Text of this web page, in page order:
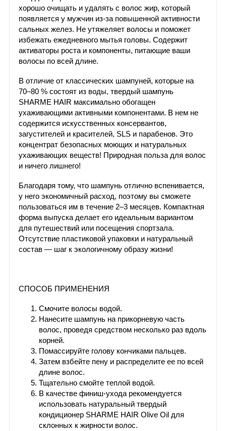
хорошо очищать и удалять с волос жир, который
появляется у мужчин из-за повышенной активности
сальных желез. Не утяжеляет волосы и поможет
избежать ежедневного мытья головы. Содержит
активаторы роста и компоненты, питающие ваши
волосы по всей длине.
В отличие от классических шампуней, которые на
70–80 % состоят из воды, твердый шампунь
SHARME HAIR максимально обогащен
ухаживающими активными компонентами. В нем не
содержится искусственных консервантов,
загустителей и красителей, SLS и парабенов. Это
концентрат безопасных моющих и натуральных
ухаживающих веществ! Природная польза для волос
и ничего лишнего!
Благодаря тому, что шампунь отлично вспенивается,
у него экономичный расход, поэтому вы сможете
пользоваться им в течение 2–3 месяцев. Компактная
форма выпуска делает его идеальным вариантом
для путешествий или посещения спортзала.
Отсутствие пластиковой упаковки и натуральный
состав — шаг к экологичному образу жизни!
СПОСОБ ПРИМЕНЕНИЯ
Смочите волосы водой.
Нанесите шампунь на прикорневую часть
волос, проведя средством несколько раз вдоль
корней.
Помассируйте голову кончиками пальцев.
Затем взбейте пену и распределите ее по всей
длине волос.
Тщательно смойте теплой водой.
В качестве финиш-ухода рекомендуется
использовать натуральный твердый
кондиционер SHARME HAIR Оlive Oil для
склонных к жирности волос.